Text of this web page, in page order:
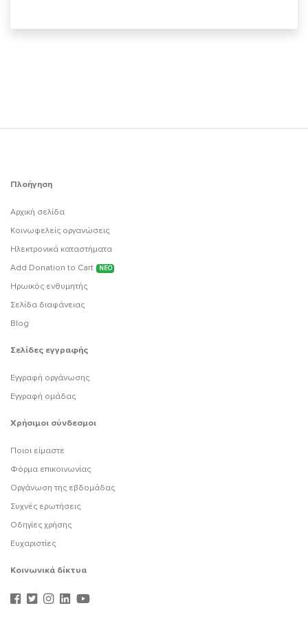
Πλοήγηση
Αρχική σελίδα
Κοινωφελείς οργανώσεις
Ηλεκτρονικά καταστήματα
Add Donation to Cart
ΝΕΟ
Ηρωικός ενθυμητής
Σελίδα διαφάνειας
Blog
Σελίδες εγγραφής
Εγγραφή οργάνωσης
Εγγραφή ομάδας
Χρήσιμοι σύνδεσμοι
Ποιοι είμαστε
Φόρμα επικοινωνίας
Οργάνωση της εβδομάδας
Συχνές ερωτήσεις
Οδηγίες χρήσης
Ευχαριστίες
Κοινωνικά δίκτυα